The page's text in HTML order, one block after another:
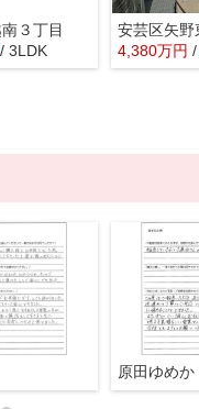
３丁目
/ 3LDK 4,380万円
原田ゆめか